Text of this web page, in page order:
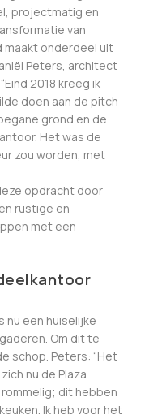
projectmatig en
van
onderdeel uit
Peters, architect
2018 kreeg ik
doen aan de pitch
grond en de
Het was de
zou worden, met
opdracht door
rustige en
met een
nu een huiselijke
Om dit te
schop. Peters: “Het
nu de Plaza
dit hebben
Ik heb voor het